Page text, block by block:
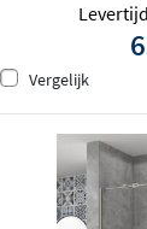
Vergelijk